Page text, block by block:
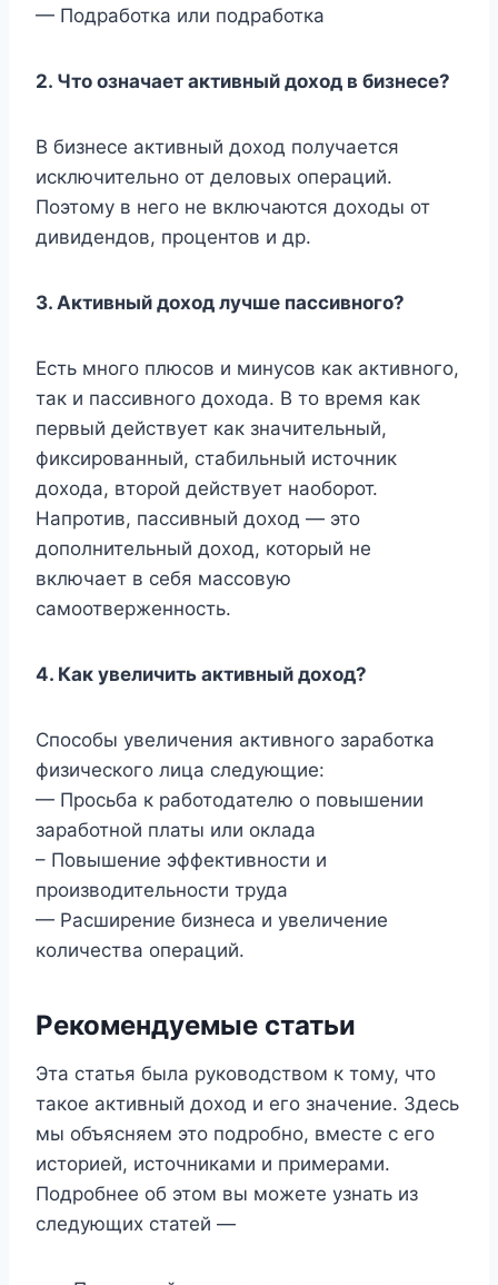
— Подработка или подработка
2. Что означает активный доход в бизнесе?
В бизнесе активный доход получается
исключительно от деловых операций.
Поэтому в него не включаются доходы от
дивидендов, процентов и др.
3. Активный доход лучше пассивного?
Есть много плюсов и минусов как активного,
так и пассивного дохода. В то время как
первый действует как значительный,
фиксированный, стабильный источник
дохода, второй действует наоборот.
Напротив, пассивный доход — это
дополнительный доход, который не
включает в себя массовую
самоотверженность.
4. Как увеличить активный доход?
Способы увеличения активного заработка
физического лица следующие:
— Просьба к работодателю о повышении
заработной платы или оклада
– Повышение эффективности и
производительности труда
— Расширение бизнеса и увеличение
количества операций.
Рекомендуемые статьи
Эта статья была руководством к тому, что
такое активный доход и его значение. Здесь
мы объясняем это подробно, вместе с его
историей, источниками и примерами.
Подробнее об этом вы можете узнать из
следующих статей —